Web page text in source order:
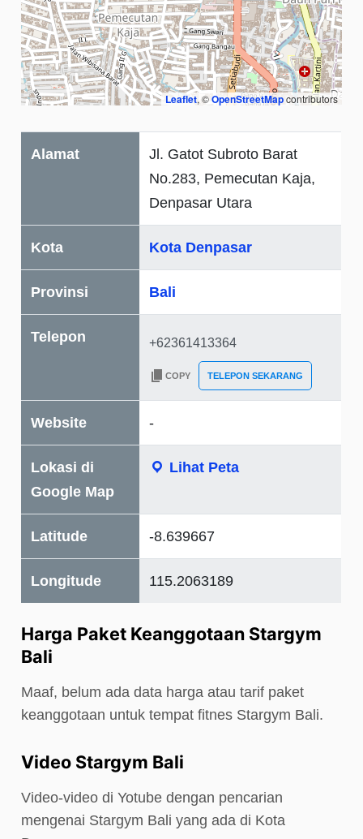
Leaflet, ©OpenStreetMapcontributors
Alamat
Jl. Gatot Subroto Barat
No.283, Pemecutan Kaja,
Denpasar Utara
Kota Kota Denpasar
Provinsi Bali
Telepon
COPY TELEPON SEKARANG
Website -
Lokasi di
Google Map
Lihat Peta
Latitude -8.639667
Longitude 115.2063189
Harga Paket Keanggotaan Stargym
Bali
Maaf, belum ada data harga atau tarif paket
keanggotaan untuk tempat fitnes Stargym Bali.
Video Stargym Bali
Video-video di Yotube dengan pencarian
mengenai Stargym Bali yang ada di Kota